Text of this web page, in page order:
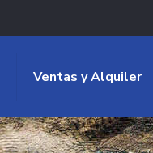
Ventas y Alquiler